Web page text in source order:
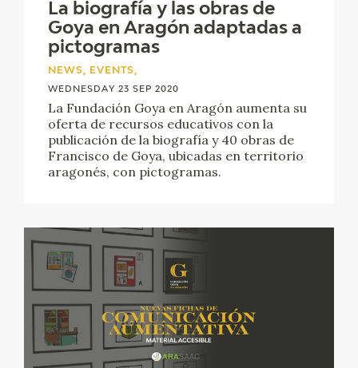
La biografía y las obras de
Goya en Aragón adaptadas a
pictogramas
NEWS, EVENTS,
WEDNESDAY 23 SEP 2020
La Fundación Goya en Aragón aumenta su
oferta de recursos educativos con la
publicación de la biografía y 40 obras de
Francisco de Goya, ubicadas en territorio
aragonés, con pictogramas.